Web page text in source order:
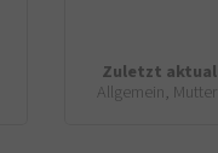
Zuletzt
Allgemein,